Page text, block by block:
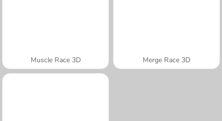
Muscle Race 3D Merge Race 3D